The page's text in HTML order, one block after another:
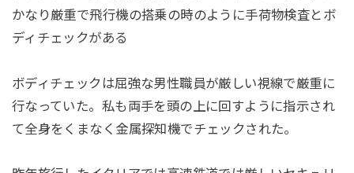
かなり厳重で飛行機の搭乗の時のように手荷物検査とボ
ディチェックがある
ボディチェックは屈強な男性職員が厳しい視線で厳重に
行なっていた。私も両手を頭の上に回すように指示され
て全身をくまなく金属探知機でチェックされた。